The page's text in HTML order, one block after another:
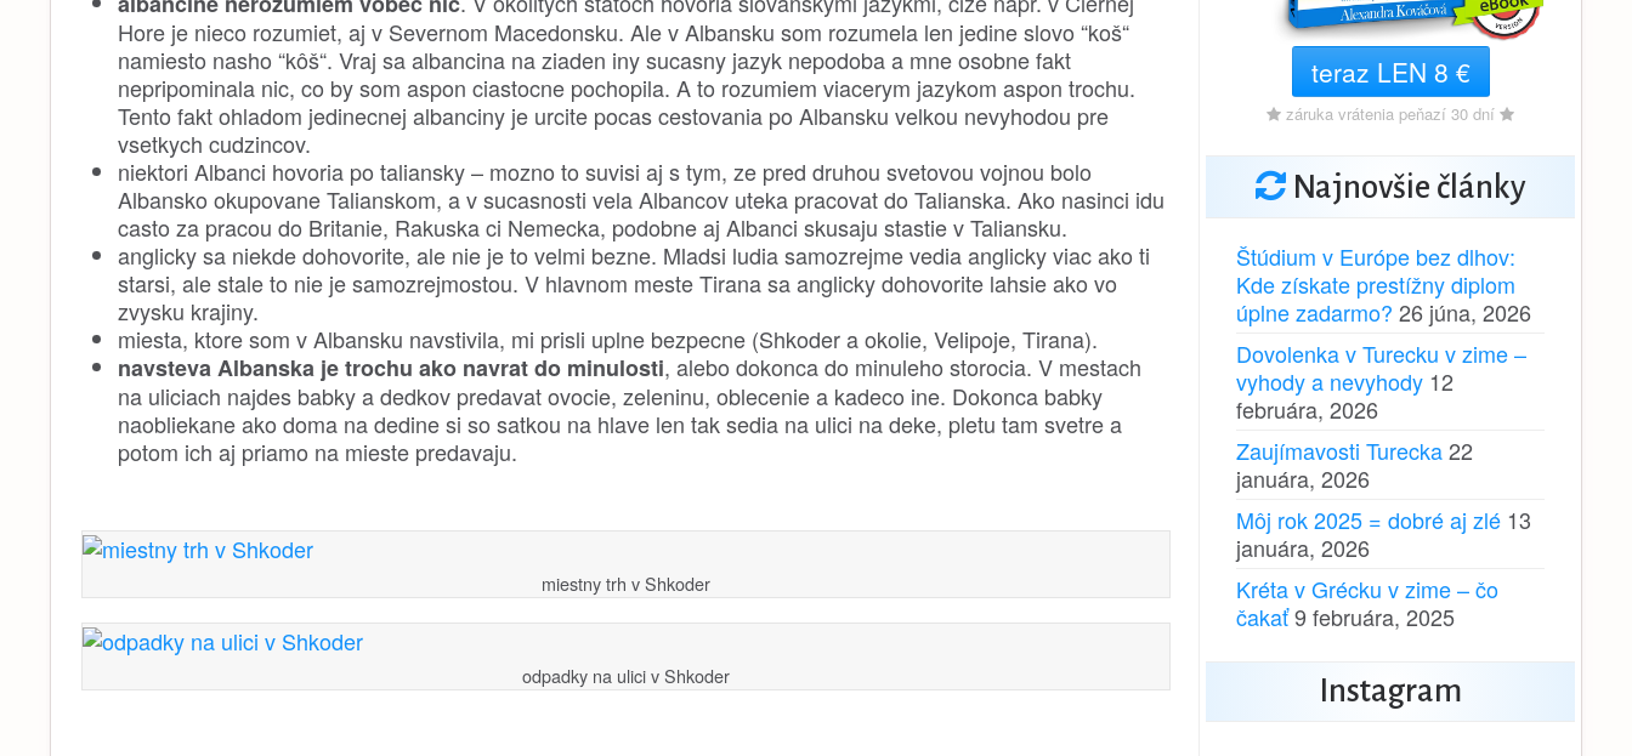
Hore je nieco rozumiet, aj v Severnom Macedonsku. Ale v Albansku som rozumela len jedine slovo “koš“
namiesto nasho “kôš“. Vraj sa albancina na ziaden iny sucasny jazyk nepodoba a mne osobne fakt
nepripominala nic, co by som aspon ciastocne pochopila. A to rozumiem viacerym jazykom aspon trochu.
Tento fakt ohladom jedinecnej albanciny je urcite pocas cestovania po Albansku velkou nevyhodou pre
vsetkych cudzincov.
niektori Albanci hovoria po taliansky – mozno to suvisi aj s tym, ze pred druhou svetovou vojnou bolo
Albansko okupovane Talianskom, a v sucasnosti vela Albancov uteka pracovat do Talianska. Ako nasinci idu
casto za pracou do Britanie, Rakuska ci Nemecka, podobne aj Albanci skusaju stastie v Taliansku.
anglicky sa niekde dohovorite, ale nie je to velmi bezne. Mladsi ludia samozrejme vedia anglicky viac ako ti
starsi, ale stale to nie je samozrejmostou. V hlavnom meste Tirana sa anglicky dohovorite lahsie ako vo
zvysku krajiny.
miesta, ktore som v Albansku navstivila, mi prisli uplne bezpecne (Shkoder a okolie, Velipoje, Tirana).
navsteva Albanska je trochu ako navrat do minulosti, alebo dokonca do minuleho storocia. V mestach
na uliciach najdes babky a dedkov predavat ovocie, zeleninu, oblecenie a kadeco ine. Dokonca babky
naobliekane ako doma na dedine si so satkou na hlave len tak sedia na ulici na deke, pletu tam svetre a
potom ich aj priamo na mieste predavaju.
miestny trh v Shkoder
odpadky na ulici v Shkoder
teraz LEN 8 €
záruka vrátenia peňazí 30 dní
Najnovšie články
Štúdium v Európe bez dlhov:
Kde získate prestížny diplom
úplne zadarmo? 26 júna, 2026
Dovolenka v Turecku v zime –
vyhody a nevyhody 12
februára, 2026
Zaujímavosti Turecka22
januára, 2026
Môj rok 2025 = dobré aj zlé 13
januára, 2026
Kréta v Grécku v zime – čo
čakať9 februára, 2025
Instagram